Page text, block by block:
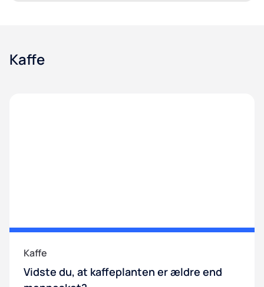
Kaffe
Kaffe
Vidste du, at kaffeplanten er ældre end